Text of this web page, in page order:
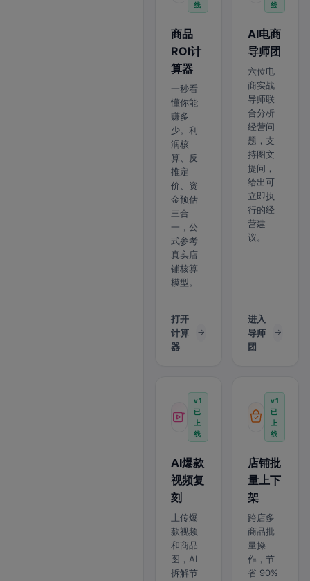
线
商品
ROI计
算器
一秒看
懂你能
赚多
少。利
润核
算、反
推定
价、资
金预估
三合
一，公
式参考
真实店
铺核算
模型。
打开
计算
器
线
AI电商
导师团
六位电
商实战
导师联
合分析
经营问
题，支
持图文
提问，
给出可
立即执
行的经
营建
议。
进入
导师
团
v1
已
上
线
AI爆款
视频复
刻
上传爆
款视频
和商品
图，AI
拆解节
v1
已
上
线
店铺批
量上下
架
跨店多
商品批
量操
作，节
省 90%